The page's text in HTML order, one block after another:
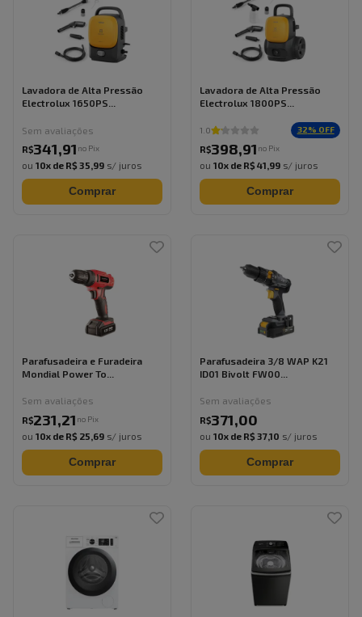
Lavadora de Alta Pressão
Electrolux 1650PS...
Sem avaliações
R$341,91 no Pix
ou 10x de R$ 35,99 s/ juros
Comprar
Lavadora de Alta Pressão
Electrolux 1800PS...
1.0 32% OFF
R$398,91 no Pix
ou 10x de R$ 41,99 s/ juros
Comprar
Parafusadeira e Furadeira
Mondial Power To...
Sem avaliações
R$231,21 no Pix
ou 10x de R$ 25,69 s/ juros
Comprar
Parafusadeira 3/8 WAP K21
ID01 Bivolt FW00...
Sem avaliações
R$371,00
ou 10x de R$ 37,10 s/ juros
Comprar